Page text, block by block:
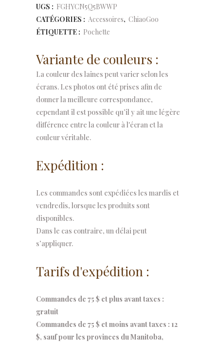
rangement
quantity
UGS : FGHYCN5Q5BWWP
CATÉGORIES : Accessoires, ChiaoGoo
ÉTIQUETTE : Pochette
Variante de couleurs :
La couleur des laines peut varier selon les
écrans. Les photos ont été prises afin de
donner la meilleure correspondance,
cependant il est possible qu’il y ait une légère
différence entre la couleur à l'écran et la
couleur véritable.
Expédition :
Les commandes sont expédiées les mardis et
vendredis, lorsque les produits sont
disponibles.
Dans le cas contraire, un délai peut
s’appliquer.
Tarifs d'expédition :
Commandes de 75 $ et plus avant taxes :
gratuit
Commandes de 75 $ et moins avant taxes : 12
$, sauf pour les provinces du Manitoba,